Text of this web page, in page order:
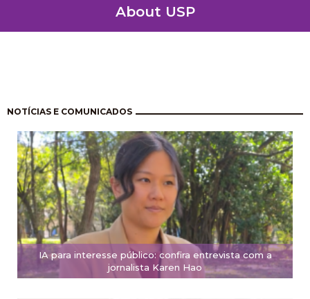
About USP
NOTÍCIAS E COMUNICADOS
IA para interesse público: confira entrevista com a
jornalista Karen Hao
Paginación